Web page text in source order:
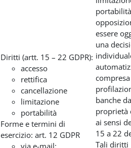
Diritti (artt. 15 – 22 GDPR):
accesso
rettifica
cancellazione
limitazione
portabilità
Forme e termini di
esercizio: art. 12 GDPR
via e-mail:
essere
una
banche
proprietà
ai sensi
15 a 22
Tali diritti